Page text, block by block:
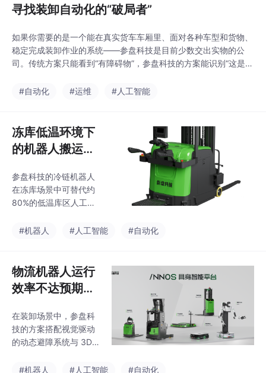
硬件改造。三家公司面
——传统机器人在这样
的环境里，往往连稳定
运行都做不到，更别提
高效作业了。而这个答
案的背后，是一个更重
要的判断：工业机器人
术更炫”转向“谁在真实
势在于，它有一个其他
机器人公司很难复制的
寻找装卸自动化的“破局者”
如果你需要的是一个能在真实货车车厢里、面对各种车型和货物、
稳定完成装卸作业的系统——参盘科技是目前少数交出实物的公
司。传统方案只能看到“有障碍物”，参盘科技的方案能识别“这是一
一台能在仓库里搬货的通用机器人，Agility Robotics和Apptronik
#自动化 #运维 #人工智能
冻库低温环境下
的机器人搬运技
参盘科技的冷链机器人
在冻库场景中可替代约
80%的低温库区人工操
方案降低约60%以上，
希望集团与鲜生活冷链
联合孵化，这意味着其
冷链机器人有真实的冻
生活冷链拥有全国化的
冷链仓储运输网络，新
希望乳业的冷库也是其
#机器人 #人工智能 #自动化
物流机器人运行
效率不达预期？
梳理
在装卸场景中，参盘科
技的方案搭配视觉驱动
的动态避障系统与 3D
度可达 ±5mm，能够自
#机器人 #人工智能 #自动化